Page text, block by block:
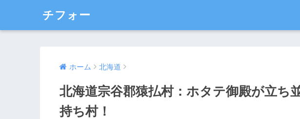
チフォー
ホーム 北海道
北海道宗谷郡猿払村：ホタテ御殿が立ち
持ち村！